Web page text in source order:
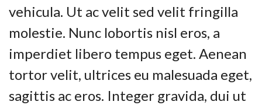
vehicula. Ut ac velit sed velit fringilla
molestie. Nunc lobortis nisl eros, a
imperdiet libero tempus eget. Aenean
tortor velit, ultrices eu malesuada eget,
sagittis ac eros. Integer gravida, dui ut